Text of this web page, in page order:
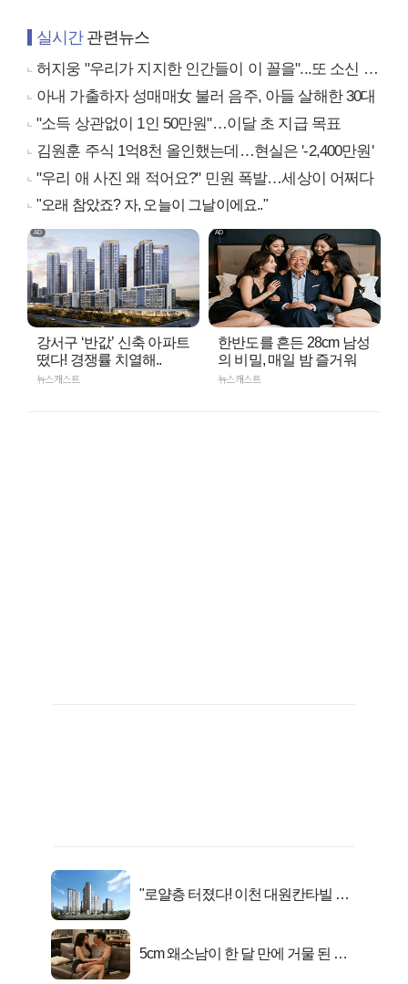
실시간관련뉴스
허지웅 "우리가 지지한 인간들이 이 꼴을"...또 소신 발언
아내 가출하자 성매매女 불러 음주, 아들 살해한 30대
"소득 상관없이 1인 50만원"…이달 초 지급 목표
김원훈 주식 1억8천 올인했는데…현실은 '-2,400만원'
"우리 애 사진 왜 적어요?" 민원 폭발…세상이 어쩌다
"오래 참았죠? 자, 오늘이 그날이에요.."
강서구 ‘반값’ 신축 아파트
떴다! 경쟁률 치열해..
뉴스캐스트
한반도를 흔든 28cm 남성
의 비밀, 매일 밤 즐거워
뉴스캐스트
"로얄층 터졌다! 이천 대원칸타빌 잔
5cm 왜소남이 한 달 만에 거물 된 사